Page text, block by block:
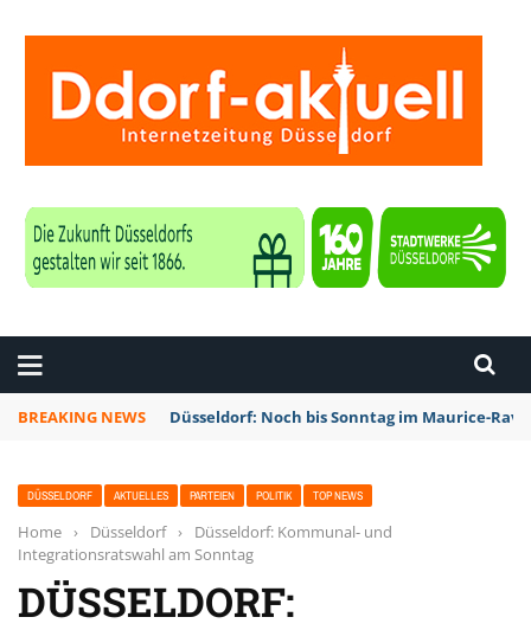
BREAKING NEWS Düsseldorf: Noch bis Sonntag im Maurice-
DÜSSELDORF AKTUELLES PARTEIEN POLITIK TOP NEWS
Home › Düsseldorf ›
Düsseldorf: Kommunal- und
Integrationsratswahl am Sonntag
DÜSSELDORF: